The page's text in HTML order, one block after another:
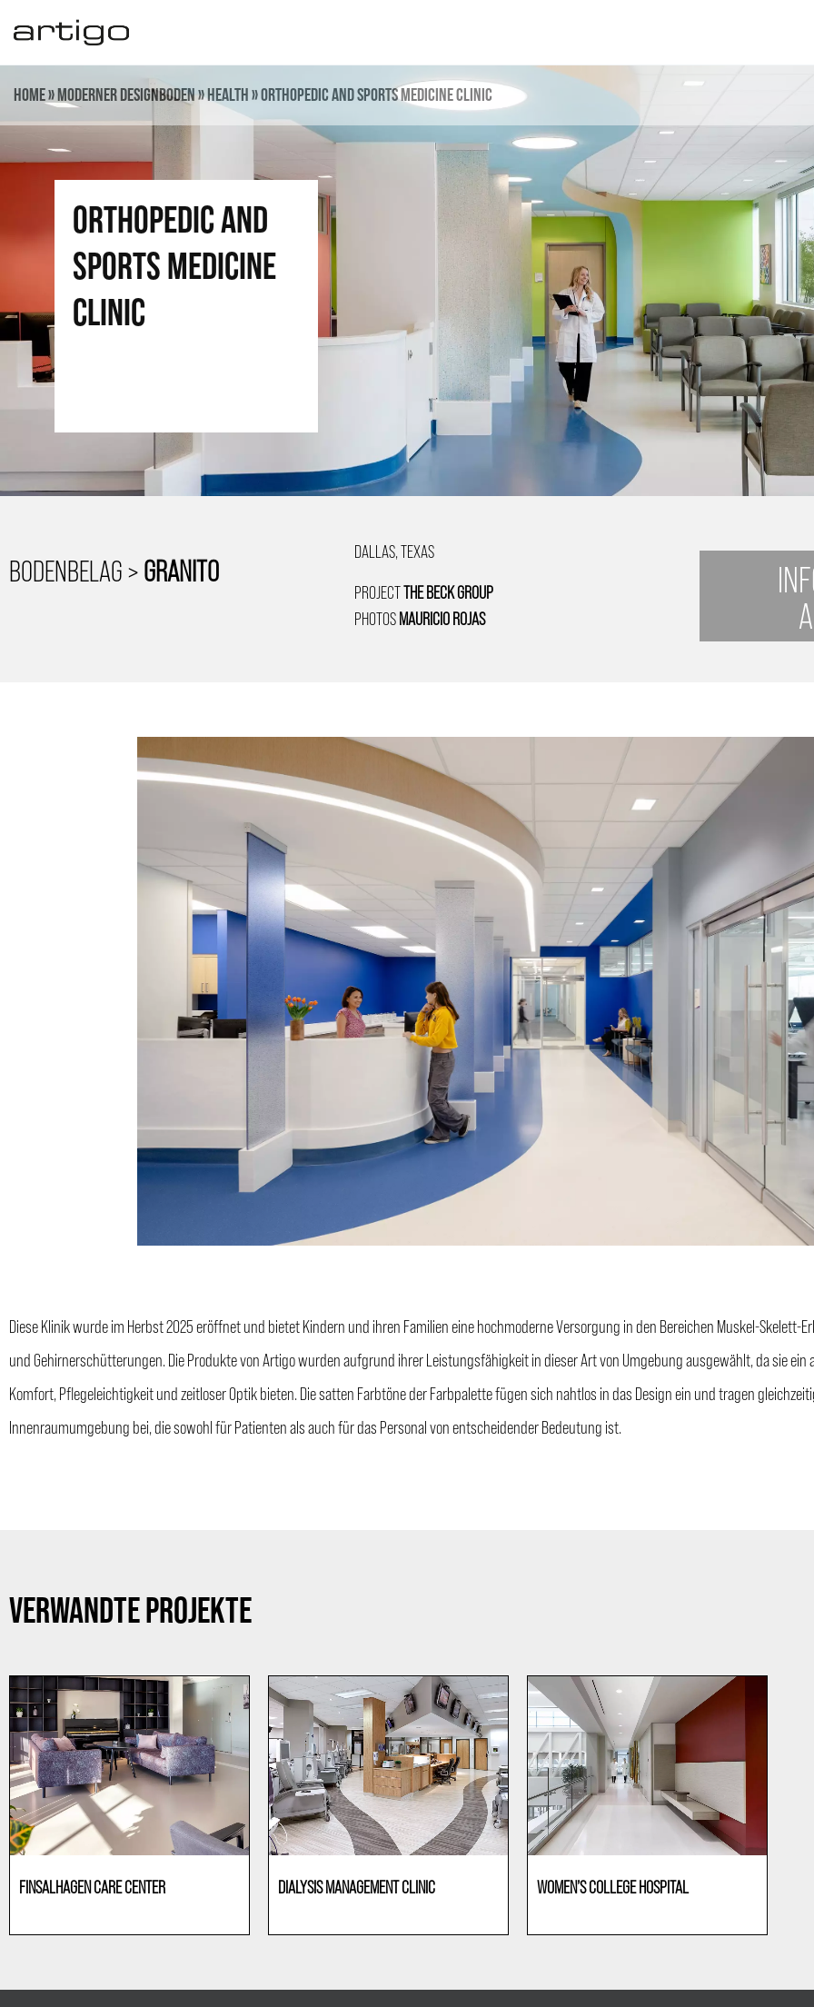
springen
Home»Moderner Designboden»Health»Orthopedic and Sports Medicine Clinic
Orthopedic and
Sports Medicine
Clinic
BODENBELAG >GRANITO
DALLAS, TEXAS
PROJECTTHE BECK GROUP
PHOTOSMAURICIO ROJAS
Diese Klinik wurde im Herbst 2025 eröffnet und bietet Kindern und ihren Familien eine hochmoderne Versorgung in den Bereichen Muskel-Skelett-
und Gehirnerschütterungen. Die Produkte von Artigo wurden aufgrund ihrer Leistungsfähigkeit in dieser Art von Umgebung ausgewählt, da sie
Komfort, Pflegeleichtigkeit und zeitloser Optik bieten. Die satten Farbtöne der Farbpalette fügen sich nahtlos in das Design ein und tragen
Innenraumumgebung bei, die sowohl für Patienten als auch für das Personal von entscheidender Bedeutung ist.
VERWANDTE PROJEKTE
FINSALHAGEN CARE CENTER DIALYSIS MANAGEMENT CLINIC WOMEN’S COLLEGE HOSPITAL